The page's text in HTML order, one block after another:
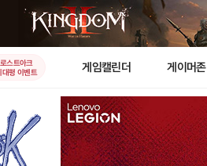
로스트아크
대평 이벤트
게임캘린더 게이머존